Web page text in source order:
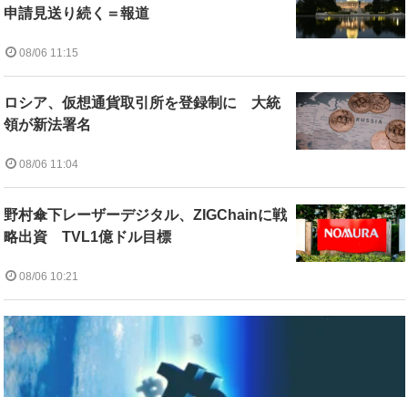
申請見送り続く＝報道
08/06 11:15
ロシア、仮想通貨取引所を登録制に 大統
領が新法署名
08/06 11:04
野村傘下レーザーデジタル、ZIGChainに戦
略出資 TVL1億ドル目標
08/06 10:21